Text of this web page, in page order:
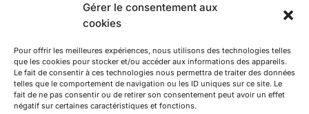
Gérer le consentement aux
cookies
Pour offrir les meilleures expériences, nous utilisons des technologies telles
que les cookies pour stocker et/ou accéder aux informations des appareils.
Le fait de consentir à ces technologies nous permettra de traiter des données
telles que le comportement de navigation ou les ID uniques sur ce site. Le
fait de ne pas consentir ou de retirer son consentement peut avoir un effet
négatif sur certaines caractéristiques et fonctions.
Téléphone : 04 78 53 06 40
maisondesculturesasiatiques@asiexpo.com